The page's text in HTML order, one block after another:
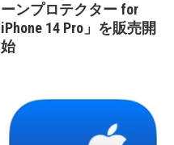
ーンプロテクター for
iPhone 14 Pro」を販売開
始